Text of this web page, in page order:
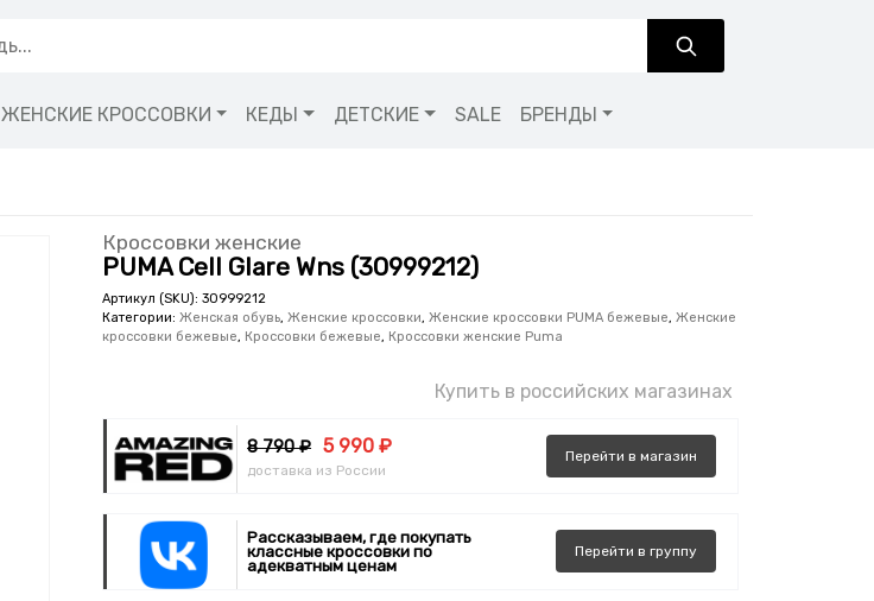
ЖЕНСКИЕ КРОССОВКИ КЕДЫ ДЕТСКИЕ SALE БРЕНДЫ
Кроссовки женские
PUMA Cell Glare Wns (30999212)
Артикул (SKU):30999212
Категории:Женская обувь,Женские кроссовки,Женские кроссовки PUMA бежевые,Женские
кроссовки бежевые, Кроссовки бежевые, Кроссовки женские Puma
Купить в российских магазинах
8 790 ₽ 5 990 ₽
доставка из России
Перейти в магазин
Рассказываем, где покупать
классные кроссовки по
адекватным ценам
Перейти в группу